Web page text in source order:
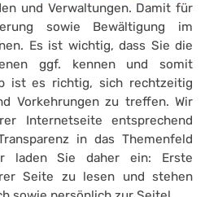
und Verwaltungen. Damit für
sowie Bewältigung im
Es ist wichtig, dass Sie die
ggf. kennen und somit
ist es richtig, sich rechtzeitig
Vorkehrungen zu treffen. Wir
Internetseite entsprechend
in das Themenfeld
laden Sie daher ein: Erste
Seite zu lesen und stehen